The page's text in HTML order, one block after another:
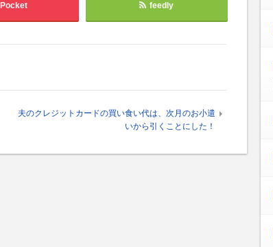
Pocket feedly
夫のクレジットカードの買い食い代は、次月のお小遣
いから引くことにした！